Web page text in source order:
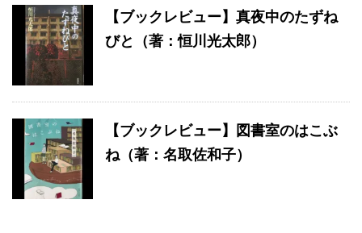
【ブックレビュー】真夜中のたずね
びと（著：恒川光太郎）
【ブックレビュー】図書室のはこぶ
ね（著：名取佐和子）